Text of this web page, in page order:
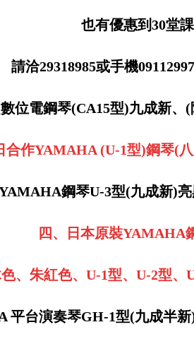
也有優惠到30堂課
請洽29318985或手機
位電鋼琴(CA15型)九成新、(
合作YAMAHA (U-1型)鋼琴(八
鋼琴U-3型(九成新)亮
四、日本原裝YAMAHA
、朱紅色、U-1型、U-2型、
平台演奏琴GH-1型(九成半新